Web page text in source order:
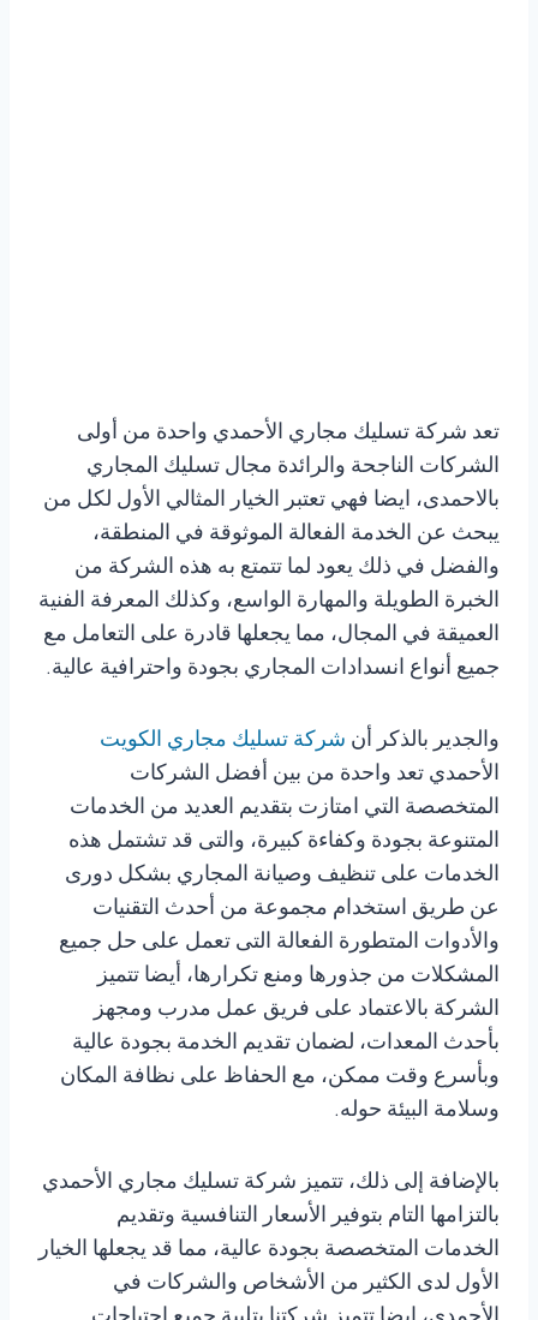
تعد شركة تسليك مجاري الأحمدي واحدة من أولى
الشركات الناجحة والرائدة مجال تسليك المجاري
بالاحمدى، ايضا فهي تعتبر الخيار المثالي الأول لكل من
يبحث عن الخدمة الفعالة الموثوقة في المنطقة،
والفضل في ذلك يعود لما تتمتع به هذه الشركة من
الخبرة الطويلة والمهارة الواسع، وكذلك المعرفة الفنية
العميقة في المجال، مما يجعلها قادرة على التعامل مع
جميع أنواع انسدادات المجاري بجودة واحترافية عالية.
والجدير بالذكر أن شركة تسليك مجاري الكويت
الأحمدي تعد واحدة من بين أفضل الشركات
المتخصصة التي امتازت بتقديم العديد من الخدمات
المتنوعة بجودة وكفاءة كبيرة، والتى قد تشتمل هذه
الخدمات على تنظيف وصيانة المجاري بشكل دورى
عن طريق استخدام مجموعة من أحدث التقنيات
والأدوات المتطورة الفعالة التى تعمل على حل جميع
المشكلات من جذورها ومنع تكرارها، أيضا تتميز
الشركة بالاعتماد على فريق عمل مدرب ومجهز
بأحدث المعدات، لضمان تقديم الخدمة بجودة عالية
وبأسرع وقت ممكن، مع الحفاظ على نظافة المكان
وسلامة البيئة حوله.
بالإضافة إلى ذلك، تتميز شركة تسليك مجاري الأحمدي
بالتزامها التام بتوفير الأسعار التنافسية وتقديم
الخدمات المتخصصة بجودة عالية، مما قد يجعلها الخيار
الأول لدى الكثير من الأشخاص والشركات في